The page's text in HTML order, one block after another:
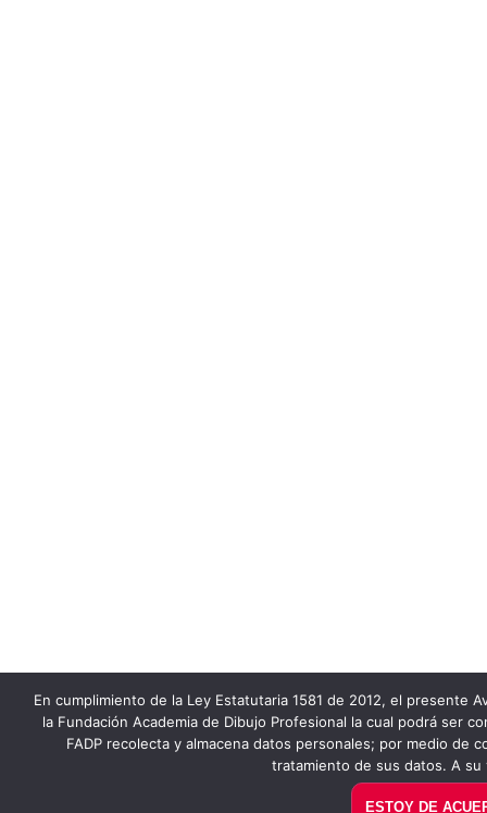
En cumplimiento de la Ley Estatutaria 1581 de 2012, el presente
la Fundación Academia de Dibujo Profesional la cual podrá ser
FADP recolecta y almacena datos personales; por medio
tratamiento de sus datos. A su
ESTOY DE